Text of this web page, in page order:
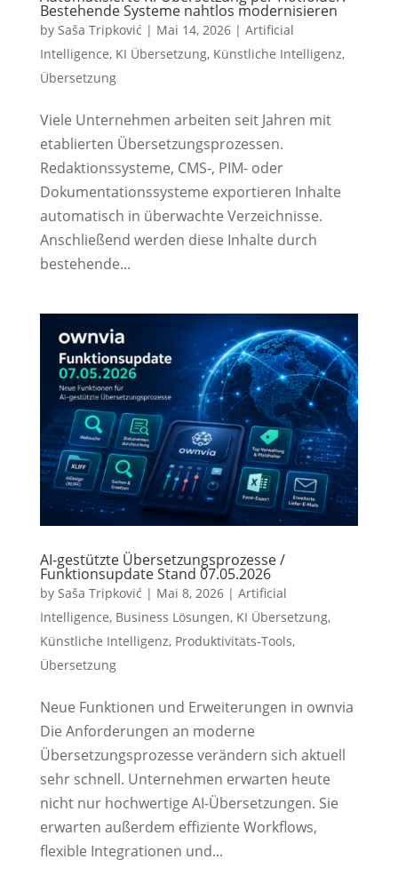
Bestehende Systeme nahtlos modernisieren
by Saša Tripković | Mai 14, 2026| Artificial
Intelligence, KI Übersetzung, Künstliche Intelligenz,
Übersetzung
Viele Unternehmen arbeiten seit Jahren mit
etablierten Übersetzungsprozessen.
Redaktionssysteme, CMS-, PIM- oder
Dokumentationssysteme exportieren Inhalte
automatisch in überwachte Verzeichnisse.
Anschließend werden diese Inhalte durch
bestehende...
AI-gestützte Übersetzungsprozesse /
Funktionsupdate Stand 07.05.2026
by Saša Tripković | Mai 8, 2026| Artificial
Intelligence, Business Lösungen, KI Übersetzung,
Künstliche Intelligenz, Produktivitäts-Tools,
Übersetzung
Neue Funktionen und Erweiterungen in ownvia
Die Anforderungen an moderne
Übersetzungsprozesse verändern sich aktuell
sehr schnell. Unternehmen erwarten heute
nicht nur hochwertige AI-Übersetzungen. Sie
erwarten außerdem effiziente Workflows,
flexible Integrationen und...